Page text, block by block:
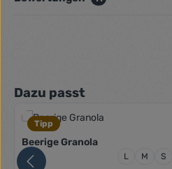
Produktgalerie überspringen
Dazu passt
Tipp
Beerige Granola
Größe: L M S